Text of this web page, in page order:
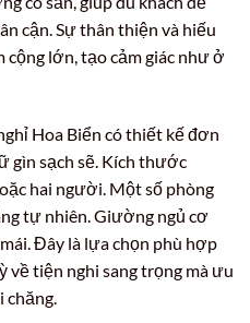
cận. Sự thân thiện và hiếu
cộng lớn, tạo cảm giác như ở
Hoa Biển có thiết kế đơn
gìn sạch sẽ. Kích thước
hai người. Một số phòng
tự nhiên. Giường ngủ cơ
Đây là lựa chọn phù hợp
về tiện nghi sang trọng mà ưu
chăng.